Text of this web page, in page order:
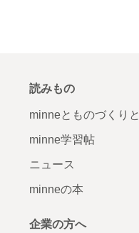
読みもの
minneとものづくりと
minne学習帖
ニュース
minneの本
企業の方へ